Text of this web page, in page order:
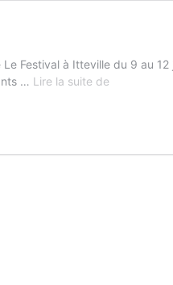
Festival à Itteville du 9 au
… Lire la suite de